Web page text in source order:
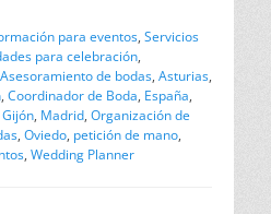
para eventos, Servicios
para celebración,
Asesoramiento de bodas, Asturias,
, Coordinador de Boda, España,
Gijón, Madrid, Organización de
, Oviedo, petición de mano,
, Wedding Planner